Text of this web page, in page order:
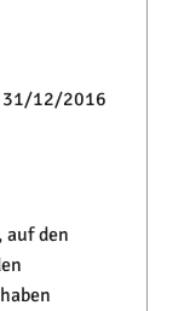
31/12/2016
den